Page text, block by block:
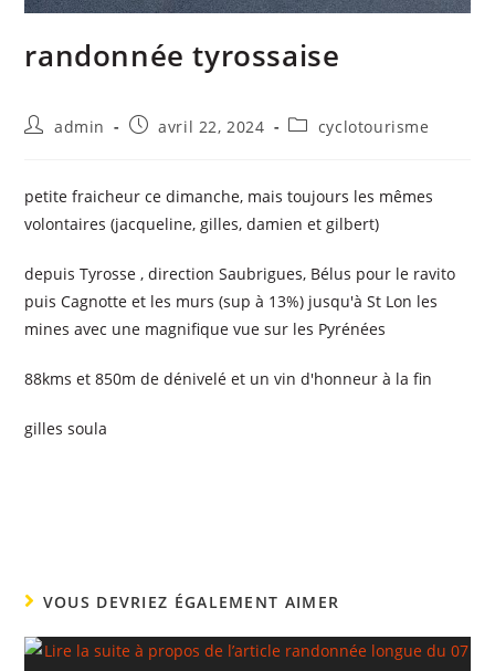
randonnée tyrossaise
admin avril 22, 2024 cyclotourisme
petite fraicheur ce dimanche, mais toujours les mêmes
volontaires (jacqueline, gilles, damien et gilbert)
depuis Tyrosse , direction Saubrigues, Bélus pour le ravito
puis Cagnotte et les murs (sup à 13%) jusqu'à St Lon les
mines avec une magnifique vue sur les Pyrénées
88kms et 850m de dénivelé et un vin d'honneur à la fin
gilles soula
VOUS DEVRIEZ ÉGALEMENT AIMER